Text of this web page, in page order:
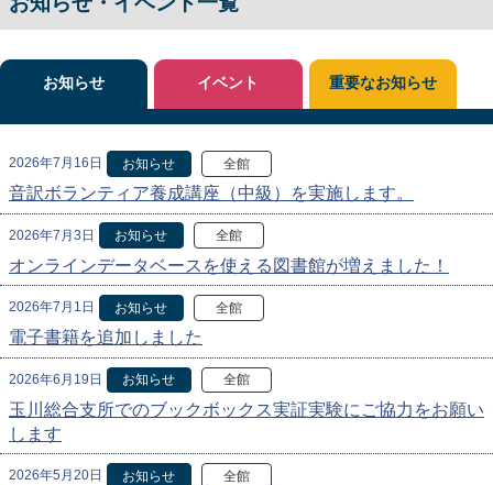
お知らせ
2026年7月16日 お知らせ 全館
音訳ボランティア養成講座（中級）を実施します。
2026年7月3日 お知らせ 全館
オンラインデータベースを使える図書館が増えました！
2026年7月1日 お知らせ 全館
電子書籍を追加しました
2026年6月19日 お知らせ 全館
玉川総合支所でのブックボックス実証実験にご協力をお願い
します
2026年5月20日 お知らせ 全館
イベント 重要なお知らせ